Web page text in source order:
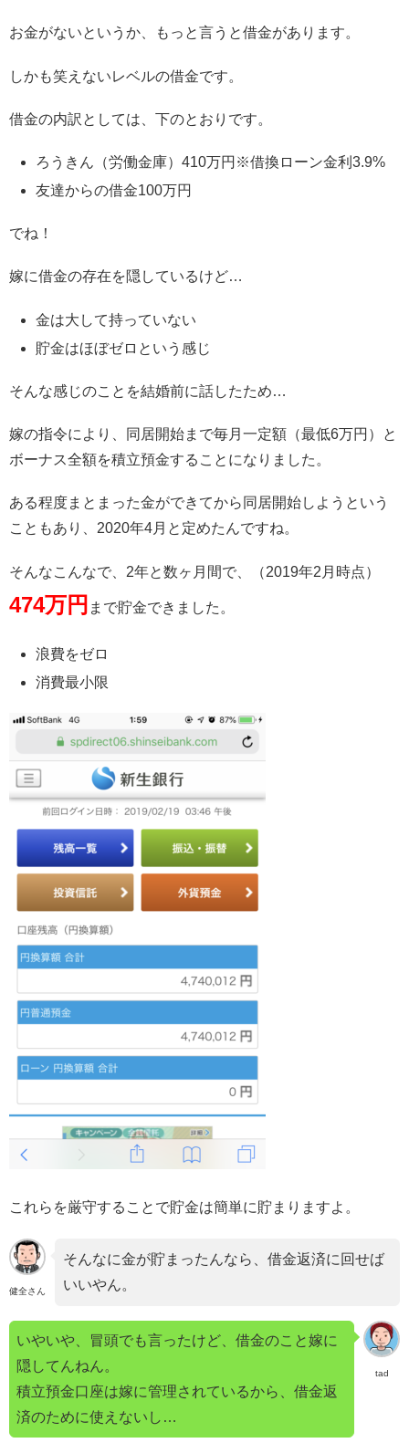
お金がないというか、もっと言うと借金があります。
しかも笑えないレベルの借金です。
借金の内訳としては、下のとおりです。
ろうきん（労働金庫）410万円※借換ローン金利3.9%
友達からの借金100万円
でね！
嫁に借金の存在を隠しているけど…
金は大して持っていない
貯金はほぼゼロという感じ
そんな感じのことを結婚前に話したため…
嫁の指令により、同居開始まで毎月一定額（最低6万円）と
ボーナス全額を積立預金することになりました。
ある程度まとまった金ができてから同居開始しようという
こともあり、2020年4月と定めたんですね。
そんなこんなで、2年と数ヶ月間で、（2019年2月時点）
474万円 まで貯金できました。
浪費をゼロ
消費最小限
これらを厳守することで貯金は簡単に貯まりますよ。
健全さん
そんなに金が貯まったんなら、借金返済に回せば
いいやん。
tad
いやいや、冒頭でも言ったけど、借金のこと嫁に
隠してんねん。
積立預金口座は嫁に管理されているから、借金返
済のために使えないし…